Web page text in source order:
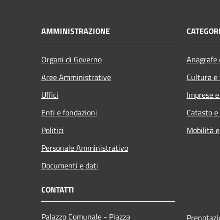
AMMINISTRAZIONE
Organi di Governo
Aree Amministrative
Uffici
Enti e fondazioni
Politici
Personale Amministrativo
Documenti e dati
Cultura
Imprese
Catasto
Mobilità
CONTATTI
Palazzo Comunale - Piazza